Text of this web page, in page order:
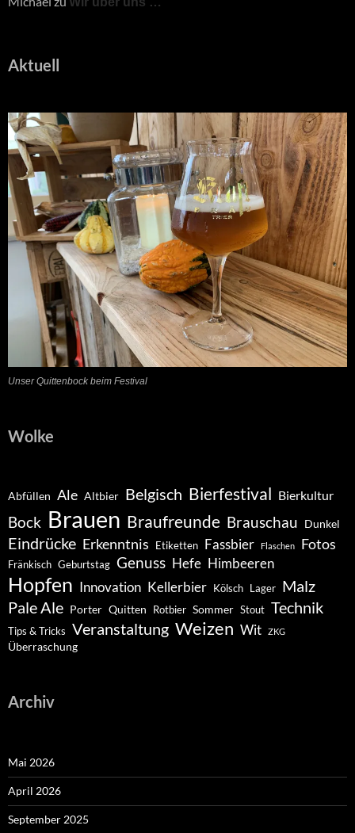
Aktuell
Unser Quittenbock beim Festival
Wolke
Abfüllen Ale Altbier Belgisch Bierfestival Bierkultur
Bock Brauen Braufreunde Brauschau Dunkel
Eindrücke Erkenntnis Etiketten Fassbier Flaschen Fotos
Fränkisch Geburtstag Genuss Hefe Himbeeren
Hopfen Innovation Kellerbier Kölsch Lager Malz
Pale Ale Porter Quitten Rotbier Sommer Stout Technik
Tips & Tricks Veranstaltung Weizen Wit ZKG
Überraschung
Archiv
Mai 2026
April 2026
September 2025